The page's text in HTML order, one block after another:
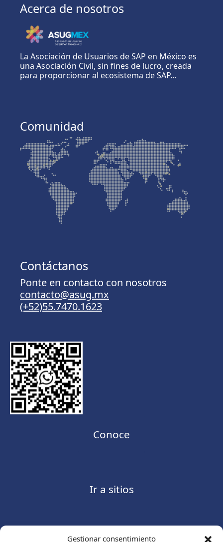
Gestionar consentimiento
Acerca de nosotros
La Asociación de Usuarios de SAP en México es
una Asociación Civil, sin fines de lucro, creada
para proporcionar al ecosistema de SAP...
Comunidad
Contáctanos
Ponte en contacto con nosotros
contacto@asug.mx
(+52)55.7470.1623
Conoce
Ir a sitios